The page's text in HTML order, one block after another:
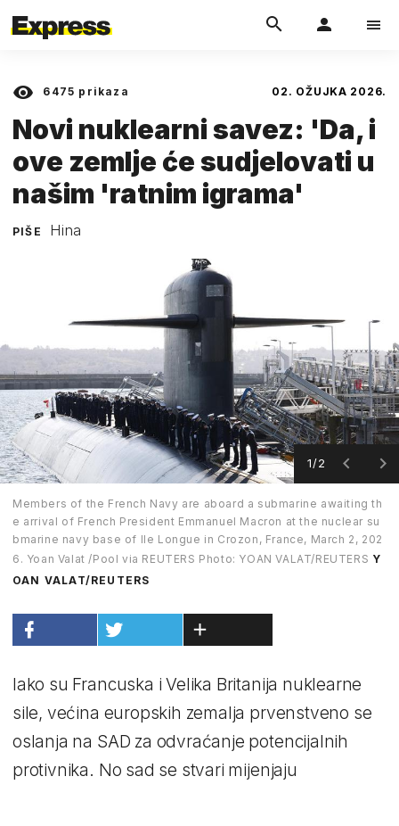
6475 prikaza 02. OŽUJKA 2026.
Novi nuklearni savez: 'Da, i
ove zemlje će sudjelovati u
našim 'ratnim igrama'
PIŠE Hina
1/2
Members of the French Navy are aboard a submarine awaiting th
e arrival of French President Emmanuel Macron at the nuclear su
bmarine navy base of Ile Longue in Crozon, France, March 2, 202
6. Yoan Valat /Pool via REUTERS Photo: YOAN VALAT/REUTERS Y
OAN VALAT/REUTERS
Iako su Francuska i Velika Britanija nuklearne
sile, većina europskih zemalja prvenstveno se
oslanja na SAD za odvraćanje potencijalnih
protivnika. No sad se stvari mijenjaju